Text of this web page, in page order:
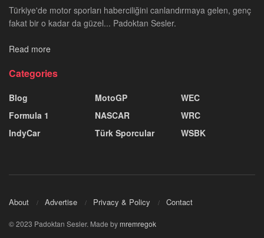
Türkiye'de motor sporları haberciliğini canlandırmaya gelen, genç
fakat bir o kadar da güzel... Padoktan Sesler.
Read more
Categories
Blog
Formula 1
IndyCar
MotoGP
NASCAR
Türk Sporcular
WEC
WRC
WSBK
About Advertise Privacy & Policy Contact
© 2023 Padoktan Sesler. Made bymremregok